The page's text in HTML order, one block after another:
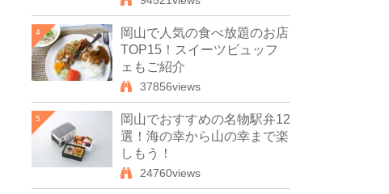
4
岡山で人気の食べ放題のお店
TOP15！スイーツビュッフ
ェもご紹介
37856views
5
岡山でおすすめの名物駅弁12
選！海の幸から山の幸まで楽
しもう！
24760views